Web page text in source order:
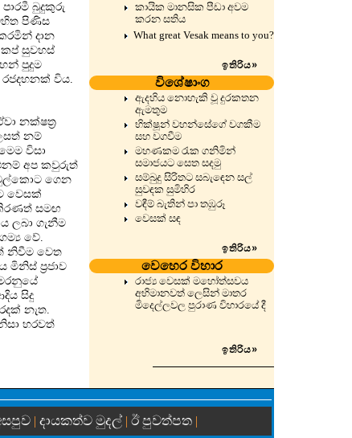
බුදුකුරු
පිණිස
දාන
කප් සුවහස්
පුදුම
විය.
නක්ෂත්‍ර
නම්
විසා
අප කවුරුත්
මුල්කොට ගෙන
වෙසක්
සමඟ
ලබා ගැනීම
වේ.
නිවීම වෙත
ප්‍රජාව
සිදු
නැත.
හරවත්
කායික මානසික පීඩා අවම
කරන සතිය
What great Vesak means to you?
ඉතිරිය»
විශේෂාංග
ඇදහිය නොහැකි වූ දුරකතන
ඇමතුම
භික්ෂූන් වහන්සේගේ වගකීම
සහ වගවීම
මහණකම රැක ගනිමින්
සමාජයට සෙත සදමු
සම්බුදු සිරිතට සබැඳෙන සල්
සුවඳක සුමිහිර
වඳීම් බැතින් පා තඹුරූ
වෙසක් සඳ
ඉතිරිය»
වෙහෙර විහාර
රාජ්‍ය වෙසක් මහෝත්සවය
අභිමානවත් ලෙසින් මාතර
මිදෙල්ලවල පුරාණ විහාරයේ දී
ඉතිරිය»
| දායකත්ව මුදල්| ඊ පුවත්පත|